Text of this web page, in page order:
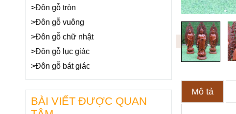
Mô tả
>Đôn gỗ tròn
>Đôn gỗ vuông
>Đôn gỗ chữ nhật
>Đôn gỗ lục giác
>Đôn gỗ bát giác
BÀI VIẾT ĐƯỢC QUAN